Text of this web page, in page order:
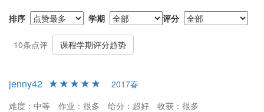
老师友善，有趣，“是一位挺好玩的老师”。
总结
方浩老师的《色彩》课程适合对绘画有浓厚兴趣且愿意投入时间的
画经验。对于期望轻松获得高分的学生，该课程可能不太适合。然
而，对于享受绘画过程并希望提高水粉画技能的学生，这门课可能
排序 学期 评分
10条点评 课程学期评分趋势
jenny42
2017春
难度：中等
作业：很多 给分：超好 收获：很多